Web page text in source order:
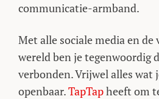
communicatie-armband.
Met alle sociale media en
wereld ben je tegenwoordig
verbonden. Vrijwel alles wat
openbaar.TapTapheeft om